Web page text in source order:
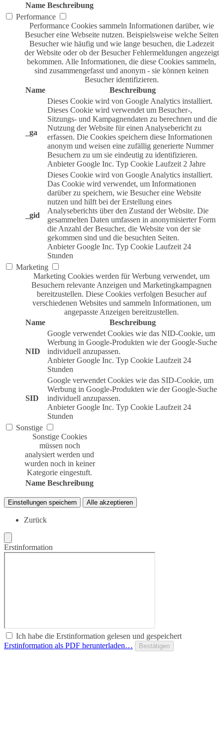
Name Beschreibung
Performance
Performance Cookies sammeln Informationen darüber, wie
Besucher eine Webseite nutzen. Beispielsweise welche Seiten
Besucher wie häufig und wie lange besuchen, die Ladezeit
der Website oder ob der Besucher Fehlermeldungen angezeigt
bekommen. Alle Informationen, die diese Cookies sammeln,
sind zusammengefasst und anonym - sie können keinen
Besucher identifizieren.
Name
Beschreibung
_ga
Dieses Cookie wird von Google Analytics installiert.
Dieses Cookie wird verwendet um Besucher-,
Sitzungs- und Kampagnendaten zu berechnen und die
Nutzung der Website für einen Analysebericht zu
erfassen. Die Cookies speichern diese Informationen
anonym und weisen eine zufällig generierte Nummer
Besuchern zu um sie eindeutig zu identifizieren.
Anbieter Google Inc. Typ Cookie Laufzeit 2 Jahre
_gid
Dieses Cookie wird von Google Analytics installiert.
Das Cookie wird verwendet, um Informationen
darüber zu speichern, wie Besucher eine Website
nutzen und hilft bei der Erstellung eines
Analyseberichts über den Zustand der Website. Die
gesammelten Daten umfassen in anonymisierter Form
die Anzahl der Besucher, die Website von der sie
gekommen sind und die besuchten Seiten.
Anbieter Google Inc. Typ Cookie Laufzeit 24
Stunden
Marketing
Marketing Cookies werden für Werbung verwendet, um
Besuchern relevante Anzeigen und Marketingkampagnen
bereitzustellen. Diese Cookies verfolgen Besucher auf
verschiedenen Websites und sammeln Informationen, um
angepasste Anzeigen bereitzustellen.
Name
Beschreibung
NID
Google verwendet Cookies wie das NID-Cookie, um
Werbung in Google-Produkten wie der Google-Suche
individuell anzupassen.
Anbieter Google Inc. Typ Cookie Laufzeit 24
Stunden
SID
Google verwendet Cookies wie das SID-Cookie, um
Werbung in Google-Produkten wie der Google-Suche
individuell anzupassen.
Anbieter Google Inc. Typ Cookie Laufzeit 24
Stunden
Sonstige
Sonstige Cookies
müssen noch
analysiert werden und
wurden noch in keiner
Kategorie eingestuft.
Name Beschreibung
Einstellungen speichern Alle akzeptieren
Zurück
Erstinformation
Ich habe die Erstinformation gelesen und gespeichert
Erstinformation als PDF herunterladen…
Bestätigen